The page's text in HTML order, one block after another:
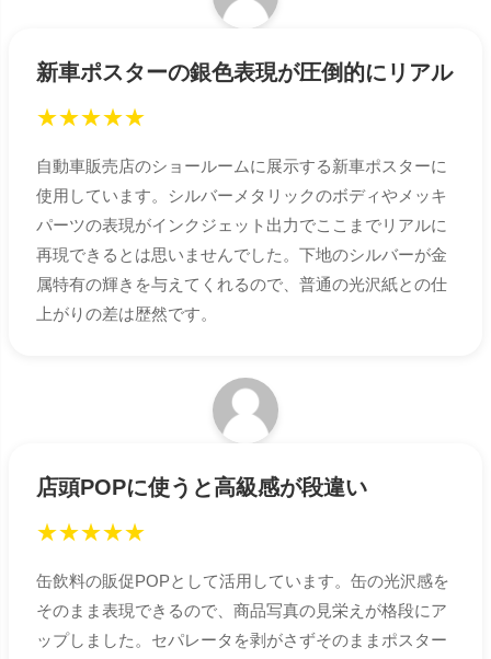
新車ポスターの銀色表現が圧倒的にリアル
★★★★★
自動車販売店のショールームに展示する新車ポスターに
使用しています。シルバーメタリックのボディやメッキ
パーツの表現がインクジェット出力でここまでリアルに
再現できるとは思いませんでした。下地のシルバーが金
属特有の輝きを与えてくれるので、普通の光沢紙との仕
上がりの差は歴然です。
店頭POPに使うと高級感が段違い
★★★★★
缶飲料の販促POPとして活用しています。缶の光沢感を
そのまま表現できるので、商品写真の見栄えが格段にア
ップしました。セパレータを剥がさずそのままポスター